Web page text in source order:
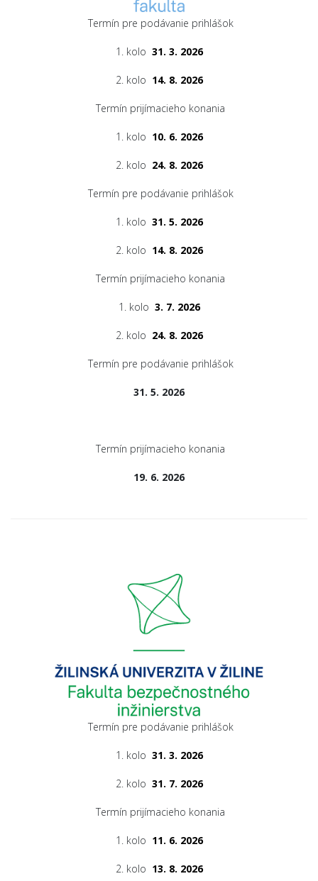
Termín pre podávanie prihlášok
1. kolo 31. 3. 2026
2. kolo 14. 8. 2026
Termín prijímacieho konania
1. kolo 10. 6. 2026
2. kolo 24. 8. 2026
Termín pre podávanie prihlášok
1. kolo 31. 5. 2026
2. kolo 14. 8. 2026
Termín prijímacieho konania
1. kolo 3. 7. 2026
2. kolo 24. 8. 2026
Termín pre podávanie prihlášok
31. 5. 2026
Termín prijímacieho konania
19. 6. 2026
Termín pre podávanie prihlášok
1. kolo 31. 3. 2026
2. kolo 31. 7. 2026
Termín prijímacieho konania
1. kolo 11. 6. 2026
2. kolo 13. 8. 2026